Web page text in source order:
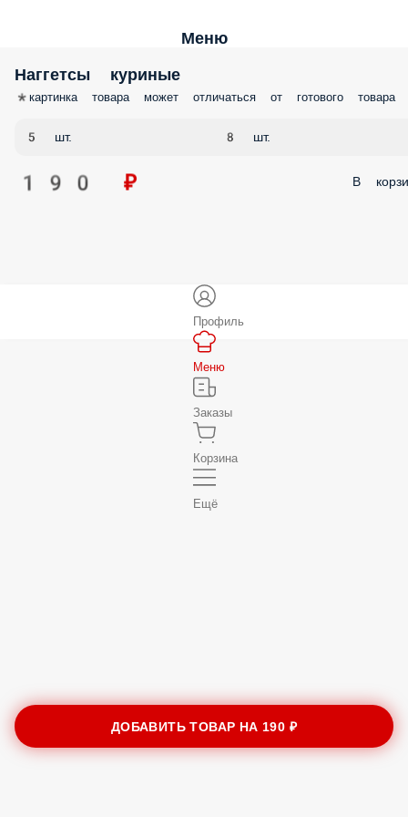
Меню
Наггетсы куриные
*картинка товара может отличаться от готового товара
5 шт. 8 шт.
190 ₽ В
ДОБАВИТЬ ТОВАР НА 190 ₽
Профиль
Меню
Заказы
Корзина
Ещё